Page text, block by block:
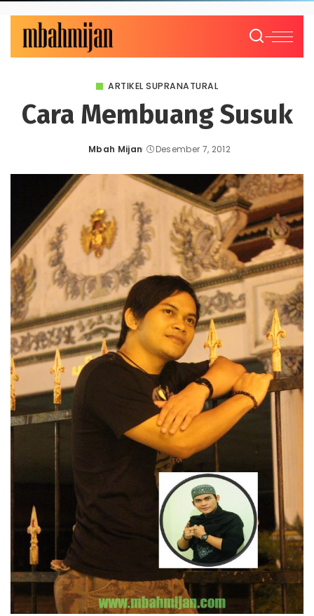
ARTIKEL SUPRANATURAL
Cara Membuang Susuk
Posted
Mbah Mijan Desember 7, 2012